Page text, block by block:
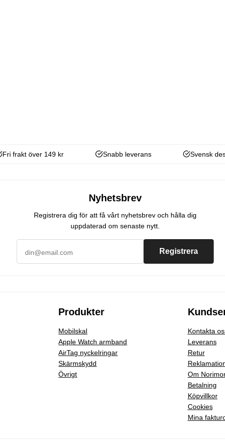
Fri frakt över 149 kr Snabb leverans Svensk
Nyhetsbrev
Registrera dig för att få vårt nyhetsbrev och hålla dig
uppdaterad om senaste nytt.
Registrera
Produkter
Mobilskal
Apple Watch armband
AirTag nyckelringar
Skärmskydd
Övrigt
Kontakta
Leverans
Retur
Om
Betalning
Köpvillkor
Cookies
Mina